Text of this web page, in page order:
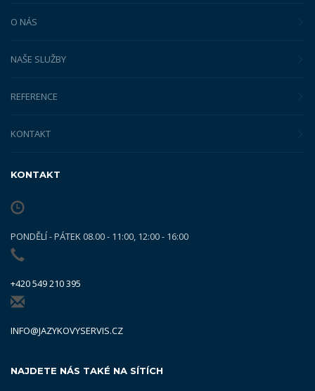
O NÁS
NAŠE SLUŽBY
REFERENCE
KONTAKT
KONTAKT
PONDĚLÍ - PÁTEK 08.00 - 11:00, 12:00 - 16:00
+420 549 210 395
INFO@JAZYKOVYSERVIS.CZ
NAJDETE NÁS TAKÉ NA SÍTÍCH